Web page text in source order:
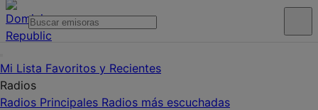
Mi Lista Favoritos y Recientes
Radios
Radios Principales Radios más escuchadas